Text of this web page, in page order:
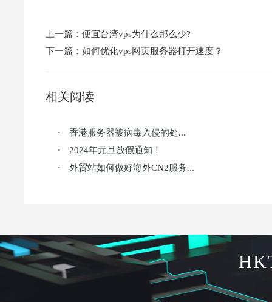
上一篇： 便宜台湾vps为什么那么少?
下一篇： 如何优化vps网页服务器打开速度？
相关阅读
· 香港服务器被病毒入侵的处...
· 2024年元旦放假通知！
· 外贸站如何做好海外CN2服务...